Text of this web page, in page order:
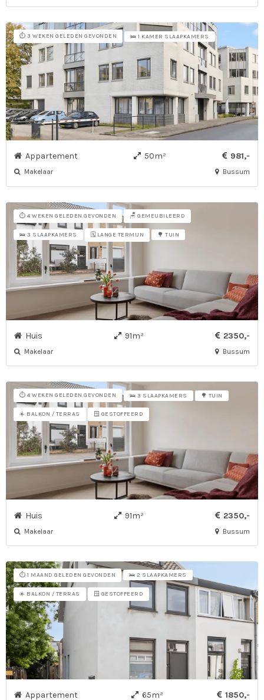
⏱️ 3 WEKEN GELEDEN GEVONDEN 🛌 1 KAMER SLAAPKAMERS
Appartement 50m² 981,-
Makelaar Bussum
⏱️ 4 WEKEN GELEDEN GEVONDEN 🪑 GEMEUBILEERD
🛌 3 SLAAPKAMERS 🗓️ LANGE TERMIJN 🌳 TUIN
Huis 91m² 2350,-
Makelaar Bussum
⏱️ 4 WEKEN GELEDEN GEVONDEN 🛌 3 SLAAPKAMERS 🌳 TUIN
☀️ BALKON / TERRAS 🪟 GESTOFFEERD
Huis 91m² 2350,-
Makelaar Bussum
⏱️ 1 MAAND GELEDEN GEVONDEN 🛌 2 SLAAPKAMERS
☀️ BALKON / TERRAS 🪟 GESTOFFEERD
Appartement 65m² 1850,-